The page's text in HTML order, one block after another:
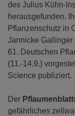
des Julius Kühn-
herausgefunden.
Pflanzenschutz in
Jannicke Gallinger
61. Deutschen
(11.-14.9.)
Science publiziert.
Der
gefährliches